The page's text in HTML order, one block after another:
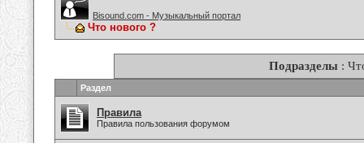
Bisound.com - Музыкальный портал
Что нового ?
Подразделы:
Раздел
Правила
Правила пользования форумом